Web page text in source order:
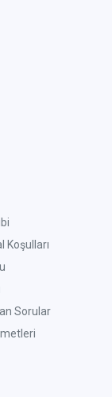
Koşulları
Sorular